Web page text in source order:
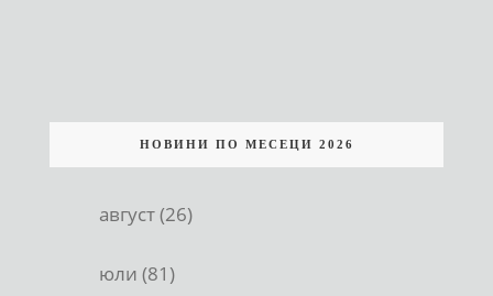
НОВИНИ ПО МЕСЕЦИ 2026
август (26)
юли (81)